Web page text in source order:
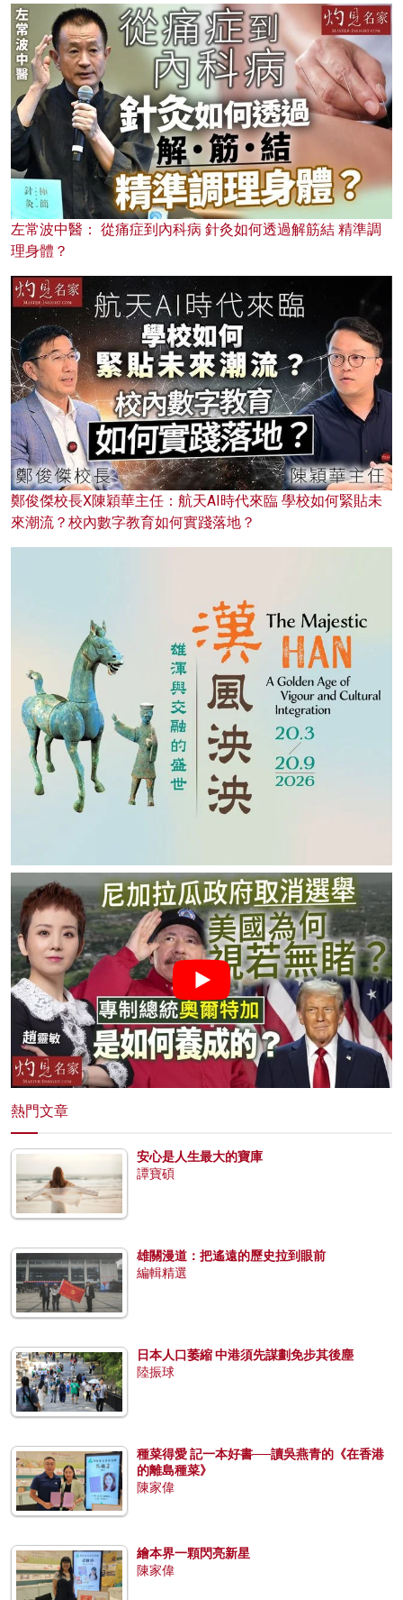
左常波中醫： 從痛症到內科病 針灸如何透過解筋結 精準調
理身體？
鄭俊傑校長X陳穎華主任：航天AI時代來臨 學校如何緊貼未
來潮流？校內數字教育如何實踐落地？
熱門文章
安心是人生最大的寶庫
譚寶碩
雄關漫道：把遙遠的歷史拉到眼前
編輯精選
日本人口萎縮 中港須先謀劃免步其後塵
陸振球
種菜得愛 記一本好書──讀吳燕青的《在香港
的離島種菜》
陳家偉
繪本界一顆閃亮新星
陳家偉